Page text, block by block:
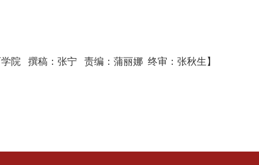
学院 撰稿：张宁 责编：蒲丽娜 终审：张秋生】